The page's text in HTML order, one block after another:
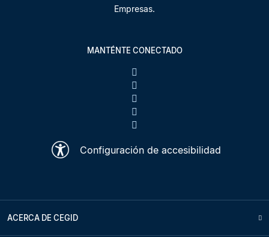
Empresas.
MANTÉNTE CONECTADO
Configuración de accesibilidad
ACERCA DE CEGID